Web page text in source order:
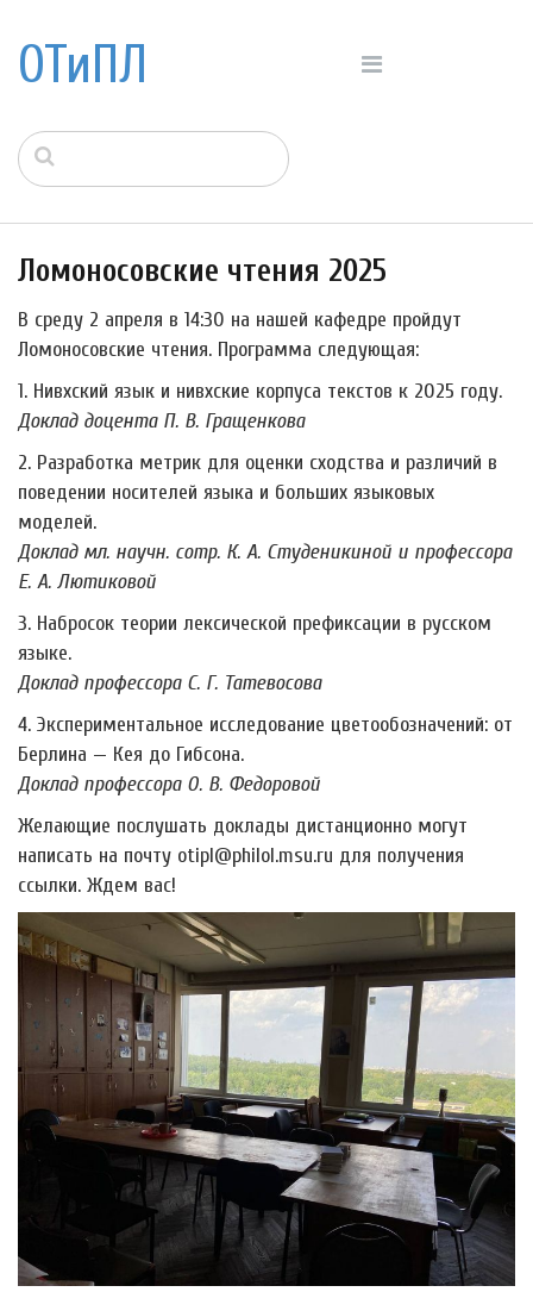
ОТиПЛ
Ломоносовские чтения 2025
В среду 2 апреля в 14:30 на нашей кафедре пройдут
Ломоносовские чтения. Программа следующая:
1. Нивхский язык и нивхские корпуса текстов к 2025 году.
Доклад доцента П. В. Гращенкова
2. Разработка метрик для оценки сходства и различий в
поведении носителей языка и больших языковых
моделей.
Доклад мл. научн. сотр. К. А. Студеникиной и профессора
Е. А. Лютиковой
3. Набросок теории лексической префиксации в русском
языке.
Доклад профессора С. Г. Татевосова
4. Экспериментальное исследование цветообозначений: от
Берлина — Кея до Гибсона.
Доклад профессора О. В. Федоровой
Желающие послушать доклады дистанционно могут
написать на почту otipl@philol.msu.ru для получения
ссылки. Ждем вас!